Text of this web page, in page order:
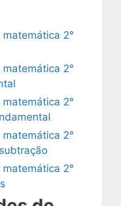
2°
2°
2°
2°
2°